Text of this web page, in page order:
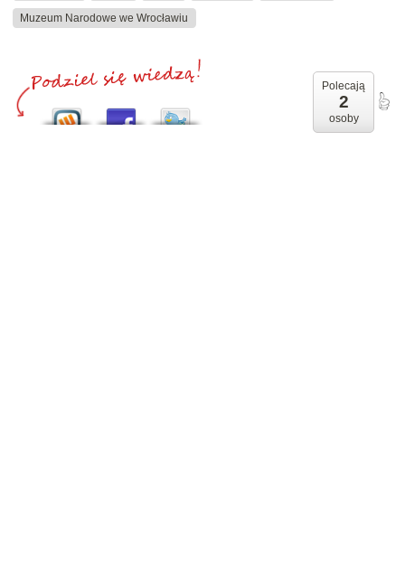
Muzeum Narodowe we Wrocławiu
Polecają
2
osoby